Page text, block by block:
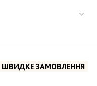
ШВИДКЕ ЗАМОВЛЕННЯ